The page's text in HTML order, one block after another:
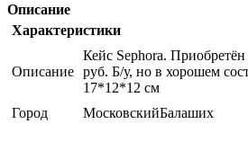
Описание
Характеристики
Описание
Кейс Sephora.
руб. Б/у, но в хорошем
17*12*12 см
Город
МосковскийБалаших